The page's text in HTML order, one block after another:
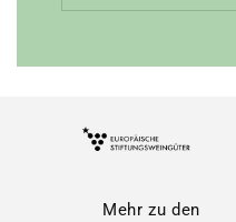
Mehr zu den